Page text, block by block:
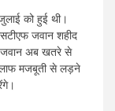
को हुई थी।
जवान शहीद
जवान अब खतरे से
मजबूती से लड़ने